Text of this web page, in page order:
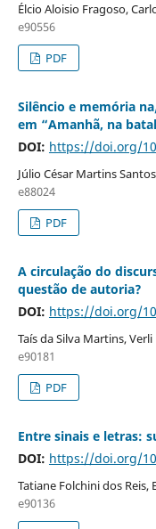
Élcio Aloisio Fragoso,
e90556
PDF
Silêncio e memória
em “Amanhã, na
DOI: https://doi.org/
Júlio César Martins
e88024
PDF
A circulação do
questão de autoria?
DOI: https://doi.org/
Taís da Silva Martins,
e90181
PDF
Entre sinais e letras:
DOI: https://doi.org/
Tatiane Folchini dos
e90136